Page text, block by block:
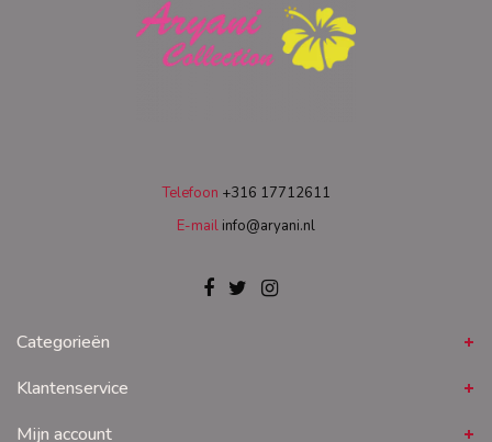
Telefoon +316 17712611
E-mail info@aryani.nl
Categorieën
Klantenservice
Mijn account